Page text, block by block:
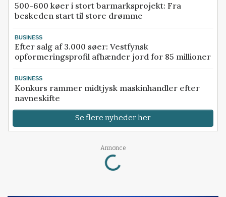
500-600 køer i stort barmarksprojekt: Fra
beskeden start til store drømme
BUSINESS
Efter salg af 3.000 søer: Vestfynsk
opformeringsprofil afhænder jord for 85 millioner
BUSINESS
Konkurs rammer midtjysk maskinhandler efter
navneskifte
Se flere nyheder her
Annonce
Loading...